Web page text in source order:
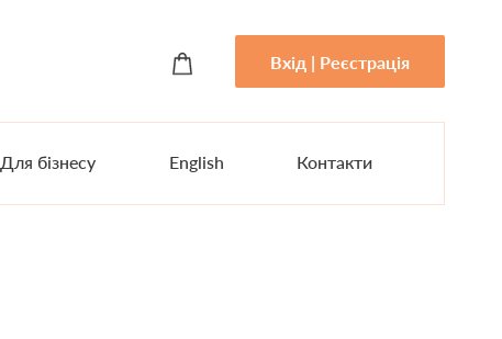
Вхід | Реєстрація
Для бізнесу English Контакти